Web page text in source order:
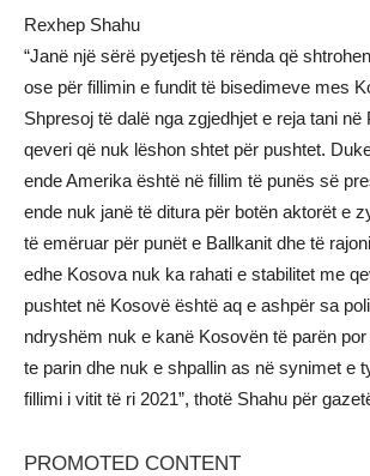
Rexhep Shahu
“Janë një sërë pyetjesh të rënda që
ose për fillimin e fundit të bisedimeve mes
Shpresoj të dalë nga zgjedhjet e reja tani në
qeveri që nuk lëshon shtet për pushtet.
ende Amerika është në fillim të punës së
ende nuk janë të ditura për botën aktorët e
të emëruar për punët e Ballkanit dhe të
edhe Kosova nuk ka rahati e stabilitet me
pushtet në Kosovë është aq e ashpër sa
ndryshëm nuk e kanë Kosovën të parën
te parin dhe nuk e shpallin as në synimet e
fillimi i vitit të ri 2021”, thotë Shahu për